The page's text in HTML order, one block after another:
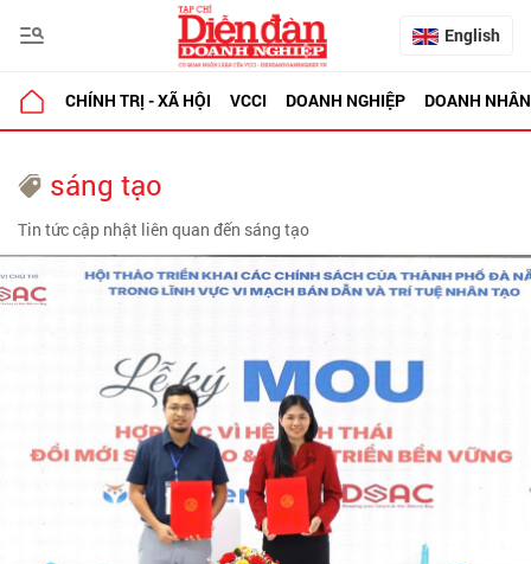
English
CHÍNH TRỊ - XÃ HỘI VCCI DOANH NGHIỆP DOANH NHÂN
sáng tạo
Tin tức cập nhật liên quan đến sáng tạo